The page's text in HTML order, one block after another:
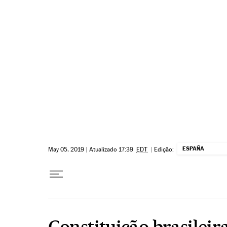
May 05, 2019 | Atualizado 17:39 EDT | Edição: ESPAÑA